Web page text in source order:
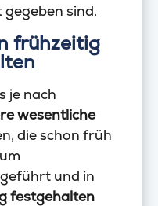
sind.
frühzeitig
je nach
wesentliche
die schon früh
und in
festgehalten